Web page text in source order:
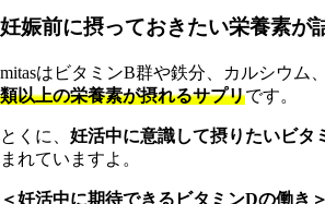
妊娠前に摂っておきたい栄養素が
mitasはビタミンB群や鉄分、カルシウム
類以上の栄養素が摂れるサプリです。
とくに、 妊活中に意識して摂りたいビタ
まれていますよ。
＜妊活中に期待できるビタミンDの働き＞